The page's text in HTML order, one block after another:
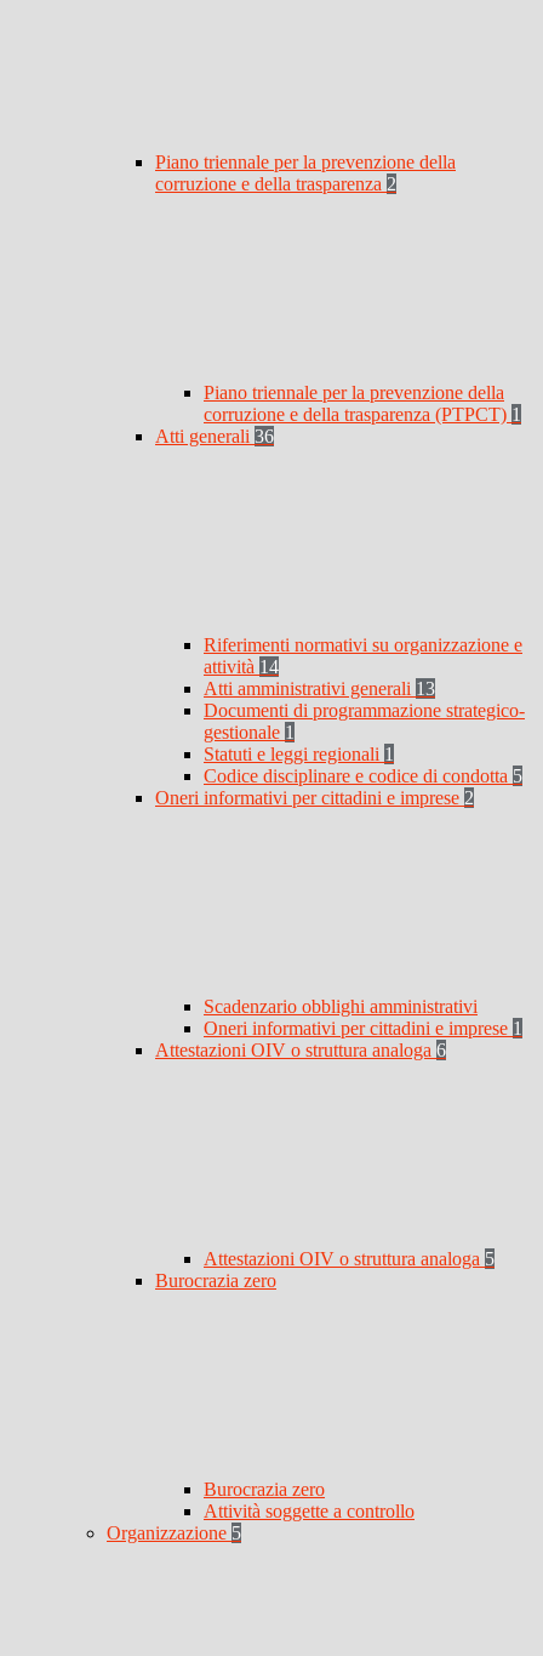
Piano triennale per la prevenzione della
corruzione e della trasparenza 2
Piano triennale per la prevenzione della
corruzione e della trasparenza (PTPCT) 1
Atti generali 36
Riferimenti normativi su organizzazione e
attività 14
Atti amministrativi generali 13
Documenti di programmazione strategico-
gestionale 1
Statuti e leggi regionali 1
Codice disciplinare e codice di condotta 5
Oneri informativi per cittadini e imprese 2
Scadenzario obblighi amministrativi
Oneri informativi per cittadini e imprese 1
Attestazioni OIV o struttura analoga 6
Attestazioni OIV o struttura analoga 5
Burocrazia zero
Burocrazia zero
Attività soggette a controllo
Organizzazione 5